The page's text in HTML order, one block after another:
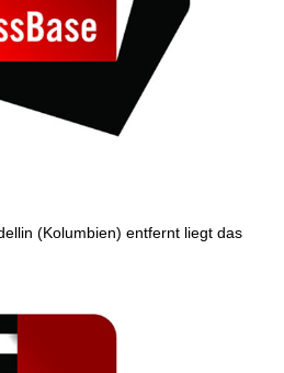
(Kolumbien) entfernt liegt das